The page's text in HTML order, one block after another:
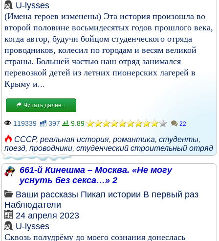
U-lysses
(Имена героев изменены) Эта история произошла во
второй половине восьмидесятых годов прошлого века,
когда автор, будучи бойцом студенческого отряда
проводников, колесил по городам и весям великой
страны. Большей частью наш отряд занимался
перевозкой детей из летних пионерских лагерей в
Крыму и...
Читать далее...
119339 397 9.89 22
СССР, реальная история, романтика, студенты,
поезд, проводники, студенческий строительный отряд
661-й Кинешма – Москва. «Не могу
уснуть без секса…» 2
Ваши рассказы Пикап истории В первый раз
Наблюдатели
24 апреля 2023
U-lysses
Сквозь полудрёму до моего сознания донеслась